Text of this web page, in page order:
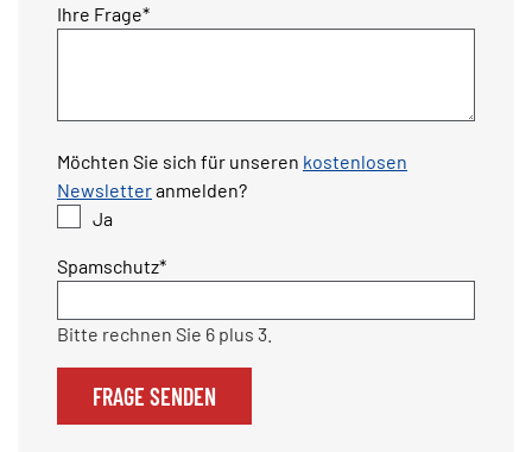
Pflichtfeld
Ihre Frage*
Möchten Sie sich für unseren kostenlosen
Newsletteranmelden?
Ja
Pflichtfeld
Spamschutz*
Bitte rechnen Sie 6 plus 3.
FRAGE SENDEN